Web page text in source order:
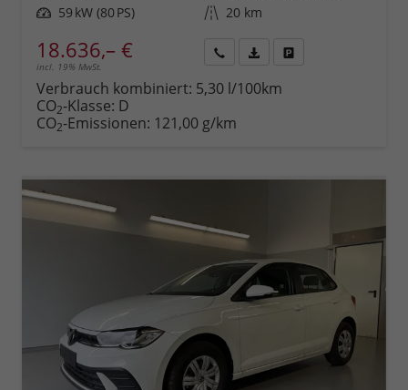
Leistung 59 kW (80 PS) Kilometerstand 20 km
18.636,– €
incl. 19% MwSt.
anfordern
Datei,
Verbrauch kombiniert: 5,30 l/100km
CO2-Klasse: D
CO2-Emissionen: 121,00 g/km